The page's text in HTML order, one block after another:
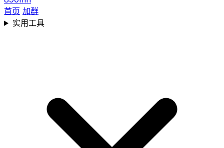
首页 加群
实用工具